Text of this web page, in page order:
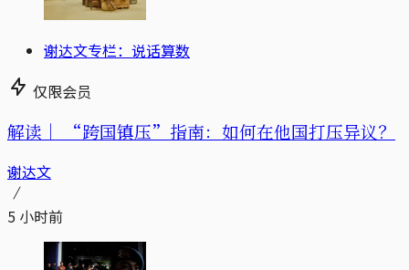
谢达文专栏：说话算数
仅限会员
解读｜ “跨国镇压”指南：如何在他国打压异议？
谢达文
5 小时前